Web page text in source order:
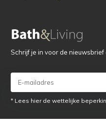
Schrijf je in voor de
* Lees hier de wettelijke